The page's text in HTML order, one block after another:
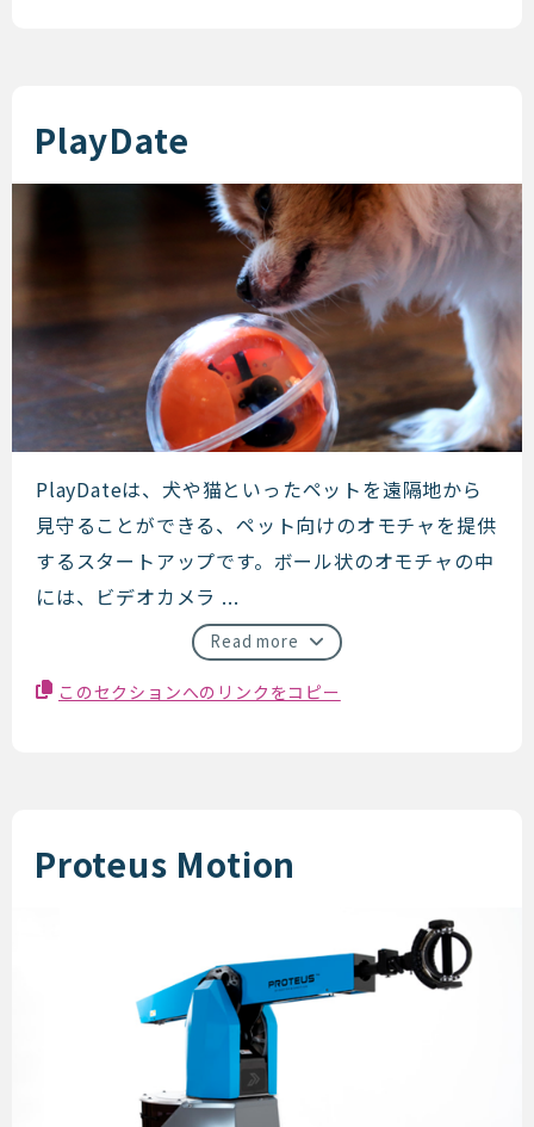
PlayDate
PlayDate
PlayDateは、犬や猫といったペットを遠隔地から
見守ることができる、ペット向けのオモチャを提供
するスタートアップです。ボール状のオモチャの中
には、ビデオカメラ ...
Read more
このセクションへのリンクをコピー
Proteus Motion